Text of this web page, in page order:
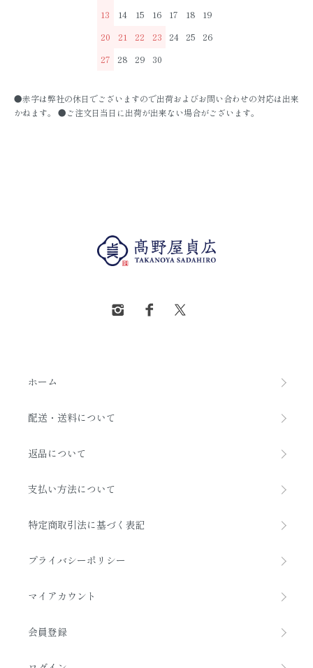
13
14 15 16 17 18
19
20
21 22 23 24 25 26
27 28 29 30
●赤字は弊社の休日でございますので出荷およびお問い合わせの対応は出来
かねます。 ●ご注文日当日に出荷が出来ない場合がございます。
ホーム
配送・送料について
返品について
支払い方法について
特定商取引法に基づく表記
プライバシーポリシー
マイアカウント
会員登録